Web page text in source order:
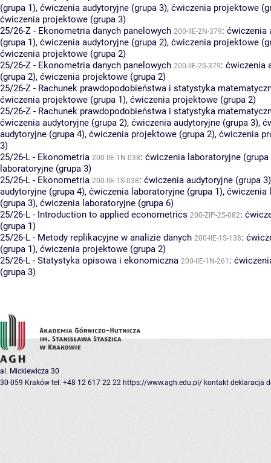
(grupa 1), ćwiczenia audytoryjne (grupa 3), ćwiczenia projektowe
ćwiczenia projektowe (grupa 3)
25/26-Z - Ekonometria danych panelowych 200-IIE-2N-379: ćwiczenia
(grupa 1), ćwiczenia audytoryjne (grupa 2), ćwiczenia projektowe
ćwiczenia projektowe (grupa 2)
25/26-Z - Ekonometria danych panelowych 200-IIE-2S-379: ćwiczenia
(grupa 2), ćwiczenia projektowe (grupa 2)
25/26-Z - Rachunek prawdopodobieństwa i statystyka
ćwiczenia projektowe (grupa 1), ćwiczenia projektowe (grupa 2)
25/26-Z - Rachunek prawdopodobieństwa i statystyka
ćwiczenia audytoryjne (grupa 2), ćwiczenia audytoryjne (grupa 3),
audytoryjne (grupa 4), ćwiczenia projektowe (grupa 2), ćwiczenia
3)
25/26-L - Ekonometria 200-IIE-1N-038: ćwiczenia laboratoryjne (grupa
laboratoryjne (grupa 3)
25/26-L - Ekonometria 200-IIE-1S-038: ćwiczenia audytoryjne (grupa 3)
audytoryjne (grupa 4), ćwiczenia laboratoryjne (grupa 1), ćwiczenia
(grupa 3), ćwiczenia laboratoryjne (grupa 6)
25/26-L - Introduction to applied econometrics 200-ZIP-2S-082:
(grupa 1)
25/26-L - Metody replikacyjne w analizie danych 200-IIE-1S-138:
(grupa 1), ćwiczenia projektowe (grupa 2)
25/26-L - Statystyka opisowa i ekonomiczna 200-IIE-1N-261 :
(grupa 3)
al. Mickiewicza 30
30-059 Kraków tel: +48 12 617 22 22 https://www.agh.edu.pl/ kontakt deklaracja